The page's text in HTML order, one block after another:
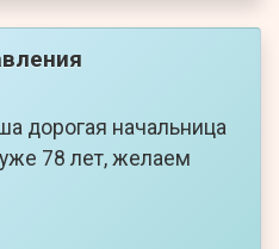
дорогая начальница
78 лет, желаем